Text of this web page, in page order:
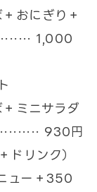
おにぎり＋
1,000
ミニサラダ
930円
ドリンク）
メニュー＋350